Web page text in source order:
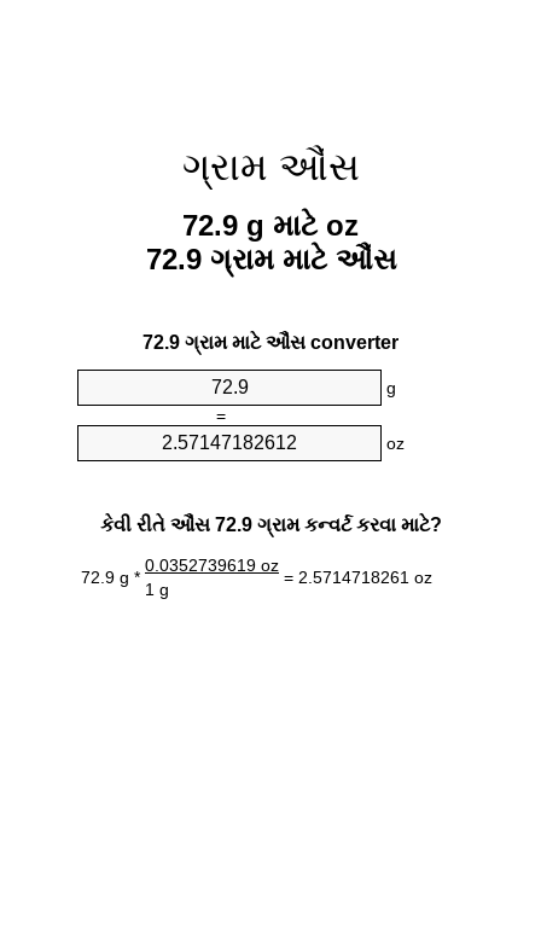
ગ્રામ ઔંસ
72.9 g માટે oz
72.9 ગ્રામ માટે ઔંસ
72.9 ગ્રામ માટે ઔંસ converter
g
=
oz
કેવી રીતે ઔંસ 72.9 ગ્રામ કન્વર્ટ કરવા માટે?
72.9 g *
0.0352739619 oz
= 2.5714718261 oz
1 g